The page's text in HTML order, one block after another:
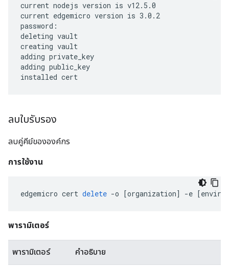
current nodejs version is v12.5.0
current edgemicro version is 3.0.2
password:
deleting vault
creating vault
adding private_key
adding public_key
installed cert
ลบใบรับรอง
ลบคู่คีย์ขององค์กร
การใช้งาน
edgemicro cert delete -o [organization] -e [
พารามิเตอร์
พารามิเตอร์ คำอธิบาย